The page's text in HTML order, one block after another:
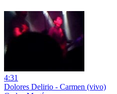
4:31
Dolores Delirio - Carmen (vivo)